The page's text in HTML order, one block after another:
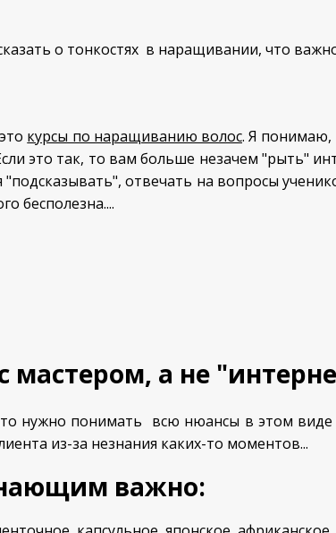
о тонкостях в наращивании, что
курсы по наращиванию волос. Я понимаю,
это так, то вам больше незачем "рыть"
"подсказывать", отвечать на вопросы
бесполезна....
а не
понимать всю нюансы в этом виде
из-за незнания каких-то моментов...
важно: